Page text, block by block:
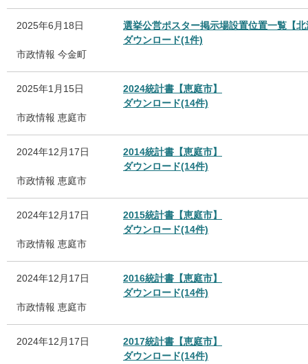
2025年6月18日
選挙公営ポスター掲示場設置位置一覧【
ダウンロード(1件)
市政情報 今金町
2025年1月15日
2024統計書【恵庭市】
ダウンロード(14件)
市政情報 恵庭市
2024年12月17日
2014統計書【恵庭市】
ダウンロード(14件)
市政情報 恵庭市
2024年12月17日
2015統計書【恵庭市】
ダウンロード(14件)
市政情報 恵庭市
2024年12月17日
2016統計書【恵庭市】
ダウンロード(14件)
市政情報 恵庭市
2024年12月17日
2017統計書【恵庭市】
ダウンロード(14件)